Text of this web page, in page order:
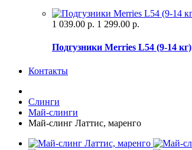
1 039.00 р. 1 299.00 р.
Подгузники Merries L54 (9-14 кг)
Контакты
Слинги
Май-слинги
Май-слинг Латтис, маренго